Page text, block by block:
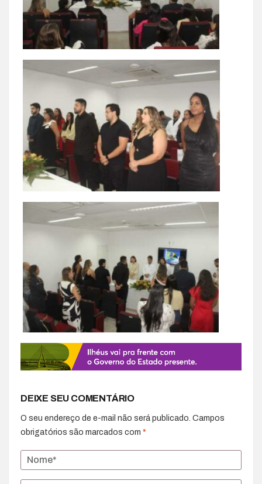
DEIXE SEU COMENTÁRIO
O seu endereço de e-mail não será publicado. Campos
obrigatórios são marcados com *